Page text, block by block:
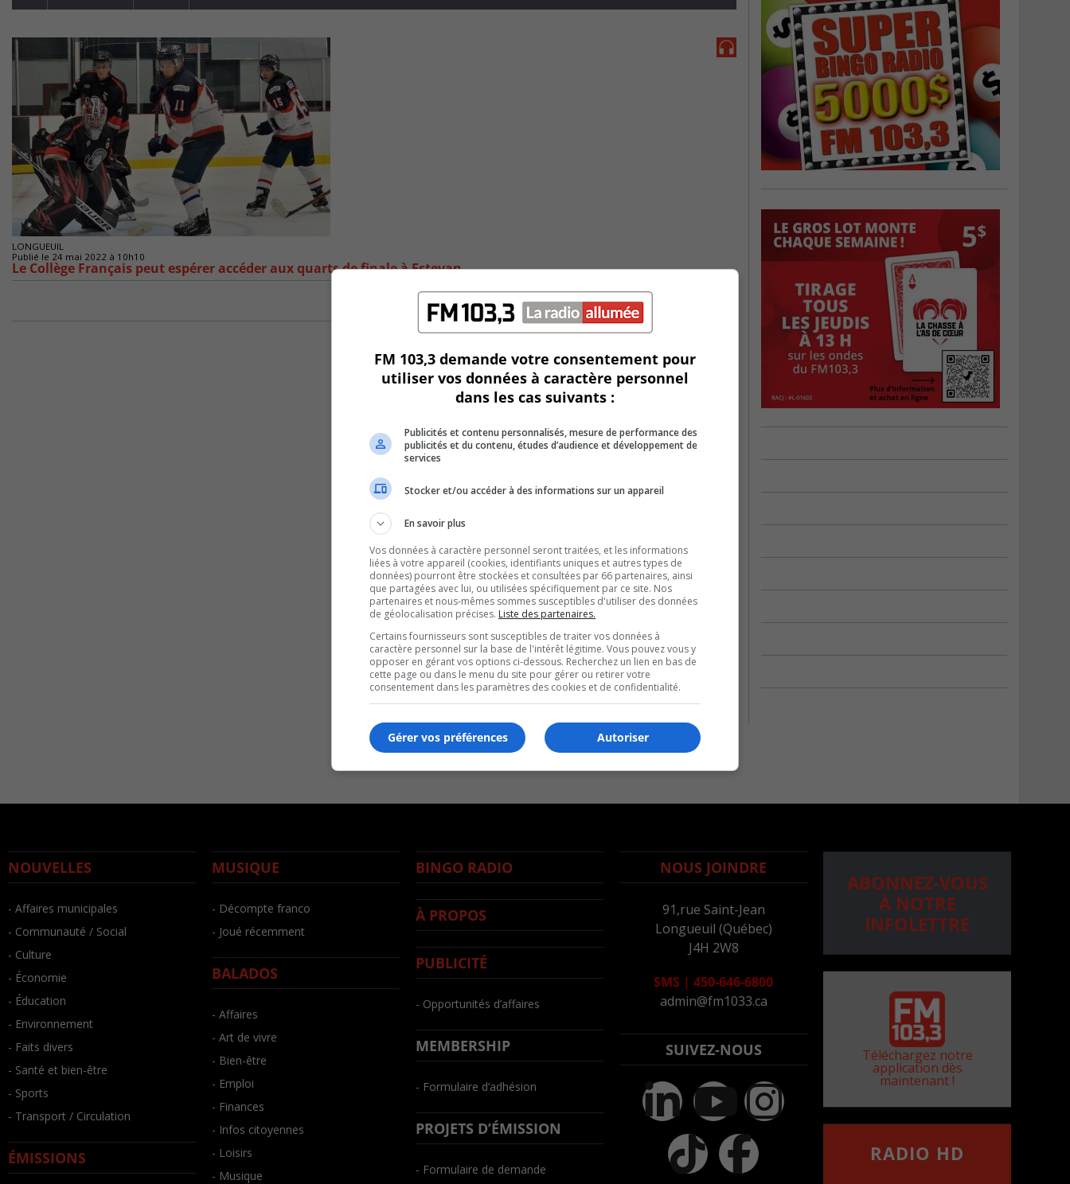
LONGUEUIL
Publié le 24 mai 2022 à 10h10
Le Collège Français peut espérer accéder aux quarts de finale à Estevan
NOUVELLES
- Affaires municipales
- Communauté / Social
- Culture
- Économie
- Éducation
- Environnement
- Faits divers
- Santé et bien-être
- Sports
- Transport / Circulation
ÉMISSIONS
MUSIQUE
- Décompte franco
- Joué récemment
BALADOS
- Affaires
- Art de vivre
- Bien-être
- Emploi
- Finances
- Infos citoyennes
- Loisirs
- Musique
BINGO RADIO
À PROPOS
PUBLICITÉ
- Opportunités d’affaires
MEMBERSHIP
- Formulaire d’adhésion
PROJETS D’ÉMISSION
- Formulaire de demande
NOUS JOINDRE
91,rue Saint-Jean
Longueuil (Québec)
J4H 2W8
SMS | 450-646-6800
admin@fm1033.ca
SUIVEZ-NOUS
ABONNEZ-VOUS
À NOTRE
INFOLETTRE
Téléchargez notre
application dès
maintenant !
RADIO HD
FM 103,3 demande votre consentement pour
utiliser vos données à caractère personnel
dans les cas suivants :
Publicités et contenu personnalisés, mesure de performance des
publicités et du contenu, études d’audience et développement de
services
Stocker et/ou accéder à des informations sur un appareil
En savoir plus
Vos données à caractère personnel seront traitées, et les informations
liées à votre appareil (cookies, identifiants uniques et autres types de
données) pourront être stockées et consultées par 66 partenaires, ainsi
que partagées avec lui, ou utilisées spécifiquement par ce site. Nos
partenaires et nous-mêmes sommes susceptibles d'utiliser des données
de géolocalisation précises. Liste des partenaires.
Certains fournisseurs sont susceptibles de traiter vos données à
caractère personnel sur la base de l'intérêt légitime. Vous pouvez vous y
opposer en gérant vos options ci-dessous. Recherchez un lien en bas de
cette page ou dans le menu du site pour gérer ou retirer votre
consentement dans les paramètres des cookies et de confidentialité.
Autoriser
Gérer vos préférences